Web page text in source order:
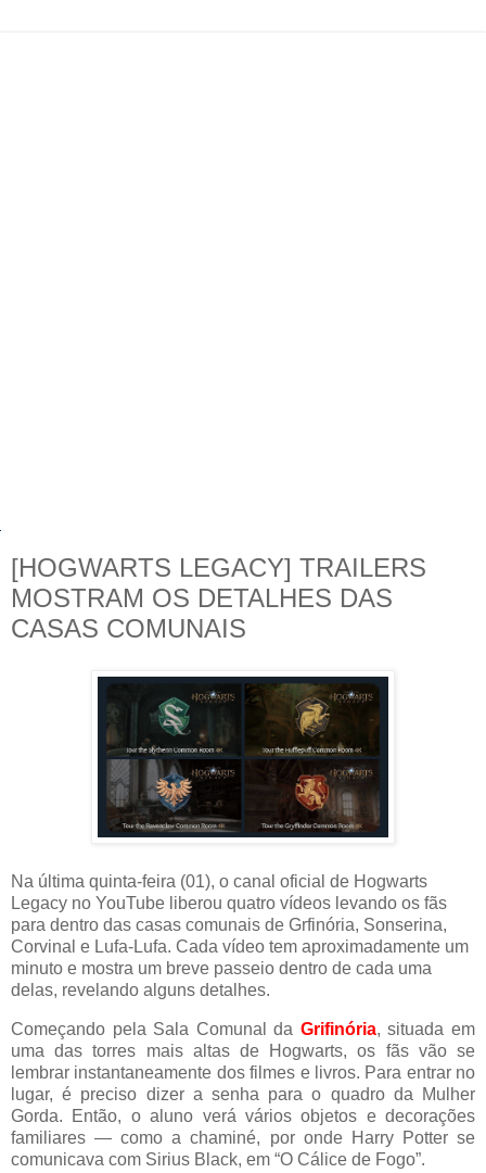
[HOGWARTS LEGACY] TRAILERS
MOSTRAM OS DETALHES DAS
CASAS COMUNAIS
Na última quinta-feira (01), o canal oficial de Hogwarts
Legacy no YouTube liberou quatro vídeos levando os fãs
para dentro das casas comunais de Grfinória, Sonserina,
Corvinal e Lufa-Lufa. Cada vídeo tem aproximadamente um
minuto e mostra um breve passeio dentro de cada uma
delas, revelando alguns detalhes.
Começando pela Sala Comunal da Grifinória, situada em
uma das torres mais altas de Hogwarts, os fãs vão se
lembrar instantaneamente dos filmes e livros. Para entrar no
lugar, é preciso dizer a senha para o quadro da Mulher
Gorda. Então, o aluno verá vários objetos e decorações
familiares — como a chaminé, por onde Harry Potter se
comunicava com Sirius Black, em “O Cálice de Fogo”.